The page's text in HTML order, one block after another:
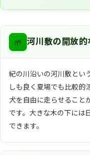
🌱 河川敷の開放的
紀の川沿いの河川敷とい
しも良く夏場でも比較的
犬を自由に走らせること
です。大きな木の下には
できます。